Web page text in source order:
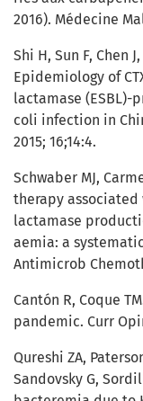
2016). Médecine
Shi H, Sun F, Chen
Epidemiology of
lactamase (ESBL)-
coli infection in
2015; 16;14:4.
Schwaber MJ,
therapy
lactamase
aemia: a
Antimicrob
Cantón R, Coque
pandemic. Curr
Qureshi ZA,
Sandovsky G,